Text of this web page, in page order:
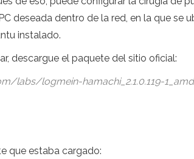
deseada dentro de la red, en la que
instalado.
descargue el paquete del sitio oficial:
labs/logmein-hamachi_2.1.0.119-
que estaba cargado: